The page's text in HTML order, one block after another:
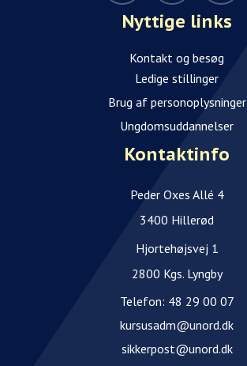
Nyttige links
Kontakt og besøg
Ledige stillinger
Brug af personoplysninger
Ungdomsuddannelser
Kontaktinfo
Peder Oxes Allé 4
3400 Hillerød
Hjortehøjsvej 1
2800 Kgs. Lyngby
Telefon: 48 29 00 07
kursusadm@unord.dk
sikkerpost@unord.dk